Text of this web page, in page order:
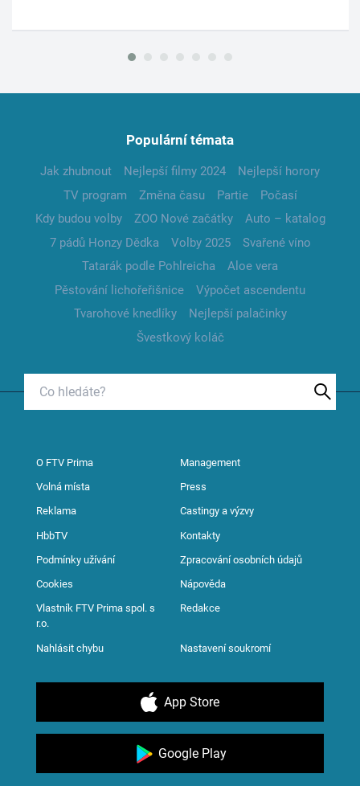
Populární témata
Jak zhubnout Nejlepší filmy 2024
Nejlepší horory
TV program
Změna času Partie
Počasí
Kdy budou volby
ZOO Nové začátky
Auto – katalog
7 pádů Honzy Dědka
Volby 2025
Svařené víno
Tatarák podle Pohlreicha
Aloe vera
Pěstování lichořeřišnice
Výpočet ascendentu
Tvarohové knedlíky
Nejlepší palačinky
Švestkový koláč
O FTV Prima Management
Volná místa Press
Reklama Castingy a výzvy
HbbTV Kontakty
Podmínky užívání Zpracování osobních údajů
Cookies Nápověda
Vlastník FTV Prima spol. s
r.o.
Redakce
Nahlásit chybu Nastavení soukromí
App Store
Google Play